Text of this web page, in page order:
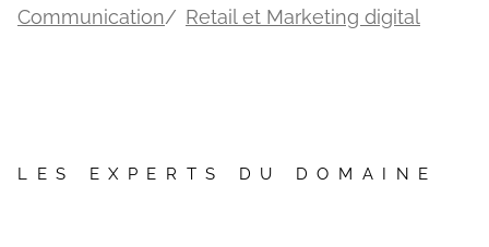
Communication
Retail et Marketing digital
LES EXPERTS DU DOMAINE